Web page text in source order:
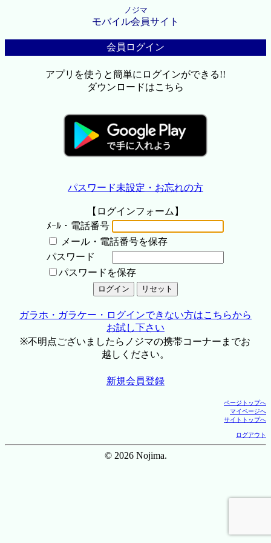
ノジマ
モバイル会員サイト
会員ログイン
アプリを使うと簡単にログインができる!!
ダウンロードはこちら
パスワード未設定・お忘れの方
【ログインフォーム】
ﾒｰﾙ・電話番号
メール・電話番号を保存
パスワード
パスワードを保存
ガラホ・ガラケー・ログインできない方はこちらから
お試し下さい
※不明点ございましたらノジマの携帯コーナーまでお
越しください。
新規会員登録
ページトップへ
マイページへ
サイトトップへ
ログアウト
© 2026 Nojima.